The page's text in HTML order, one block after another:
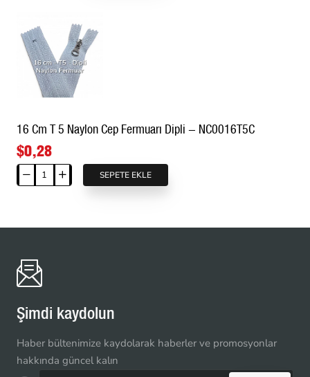
Fermuarı
Dipli
NC0016T5
16 Cm T 5 Naylon Cep Fermuarı Dipli - NC0016T5C
$0,28
16
5
Cep
Fermuarı
Dipli
NC0016T5C
SEPETE EKLE
Şimdi kaydolun
Haber bültenimize kaydolarak haberler ve promosyonlar
hakkında güncel kalın